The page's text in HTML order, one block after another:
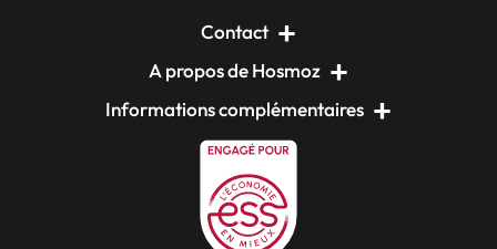
Contact
A propos de Hosmoz
Informations complémentaires